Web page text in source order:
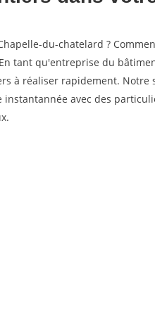
du-chatelard ?
tant qu'entreprise du
à réaliser rapidement. Notre
avec des